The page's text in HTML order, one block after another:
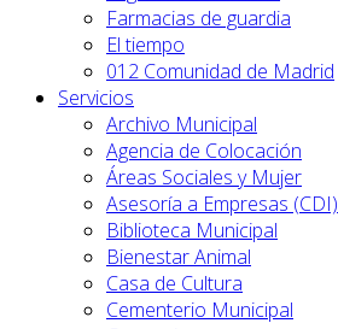
Farmacias de guardia
El tiempo
012 Comunidad de Madrid
Servicios
Archivo Municipal
Agencia de Colocación
Áreas Sociales y Mujer
Asesoría a Empresas (CDI)
Biblioteca Municipal
Bienestar Animal
Casa de Cultura
Cementerio Municipal